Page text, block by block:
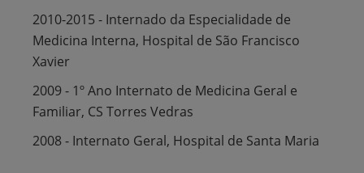
2010-2015 - Internado da Especialidade de
Medicina Interna, Hospital de São Francisco
Xavier
2009 - 1º Ano Internato de Medicina Geral e
Familiar, CS Torres Vedras
2008 - Internato Geral, Hospital de Santa Maria